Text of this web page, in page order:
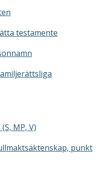
testamente
MP, V)
punkt